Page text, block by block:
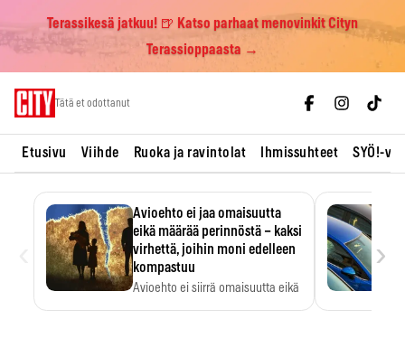
Terassikesä jatkuu! 🍺 Katso parhaat menovinkit Cityn
Terassioppaasta →
Tätä et odottanut
Etusivu Viihde Ruoka ja ravintolat Ihmissuhteet SYÖ!-
Avioehto ei jaa omaisuutta
eikä määrää perinnöstä – kaksi
virhettä, joihin moni edelleen
kompastuu
Avioehto ei siirrä omaisuutta eikä
›